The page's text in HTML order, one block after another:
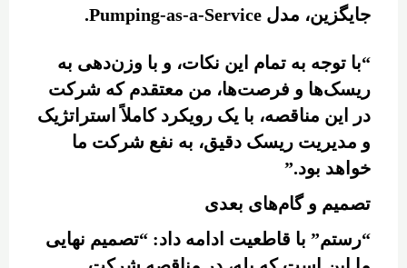
جایگزین، مدل Pumping-as-a-Service.
“با توجه به تمام این نکات، و با وزن‌دهی به
ریسک‌ها و فرصت‌ها، من معتقدم که شرکت
در این مناقصه، با یک رویکرد کاملاً استراتژیک
و مدیریت ریسک دقیق، به نفع شرکت ما
خواهد بود.”
تصمیم و گام‌های بعدی
“رستم” با قاطعیت ادامه داد: “تصمیم نهایی